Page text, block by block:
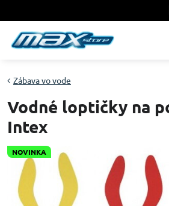
NOVINKA
Zábava vo vode
Vodné loptičky na
Intex